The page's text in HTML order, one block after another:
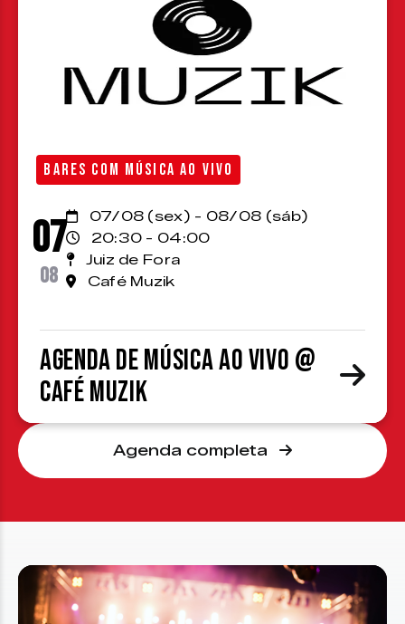
BARES COM MÚSICA AO VIVO
07
08
07/08 (sex) - 08/08 (sáb)
20:30 - 04:00
Juiz de Fora
Café Muzik
Agenda de Música ao Vivo @
Café Muzik
Agenda completa